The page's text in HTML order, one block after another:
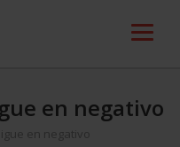
en negativo
en negativo